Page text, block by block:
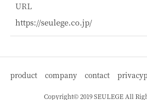
URL
https://seulege.co.jp/
product company contact
Copyright© 2019 SEULEGE All